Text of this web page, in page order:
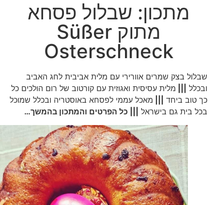
מתכון: שבלול פסחא
מתוק Süßer
Osterschneck
שבלול בצק שמרים אוורירי עם מלית אביבית לחג האביב
ובכלל|||
מלית עסיסית ואגוזית עם קורטוב של רום הולכים כל
כך טוב ביחד|||
מאכל עממי לפסחא באוסטריה ובכלל שמוכל
בכל בית גם בישראל||| כל הפרטים והמתכון בהמשך…